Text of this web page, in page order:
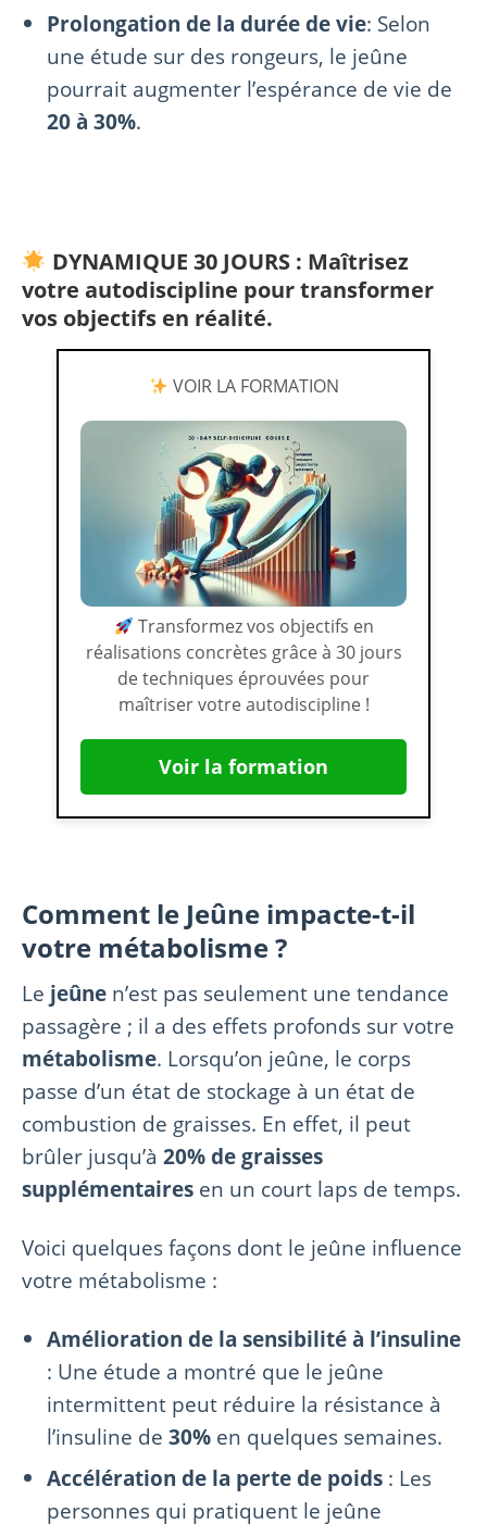
Prolongation de la durée de vie: Selon
une étude sur des rongeurs, le jeûne
pourrait augmenter l’espérance de vie de
20 à 30%.
DYNAMIQUE 30 JOURS : Maîtrisez
votre autodiscipline pour transformer
vos objectifs en réalité.
VOIR LA FORMATION
Transformez vos objectifs en
réalisations concrètes grâce à 30 jours
de techniques éprouvées pour
maîtriser votre autodiscipline !
Voir la formation
Comment le Jeûne impacte-t-il
votre métabolisme ?
Le jeûne n’est pas seulement une tendance
passagère ; il a des effets profonds sur votre
métabolisme. Lorsqu’on jeûne, le corps
passe d’un état de stockage à un état de
combustion de graisses. En effet, il peut
brûler jusqu’à 20% de graisses
supplémentaires en un court laps de temps.
Voici quelques façons dont le jeûne influence
votre métabolisme :
Amélioration de la sensibilité à l’insuline
: Une étude a montré que le jeûne
intermittent peut réduire la résistance à
l’insuline de30% en quelques semaines.
Accélération de la perte de poids : Les
personnes qui pratiquent le jeûne